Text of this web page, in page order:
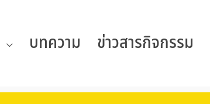
บทความ ข่าวสารกิจกรรม